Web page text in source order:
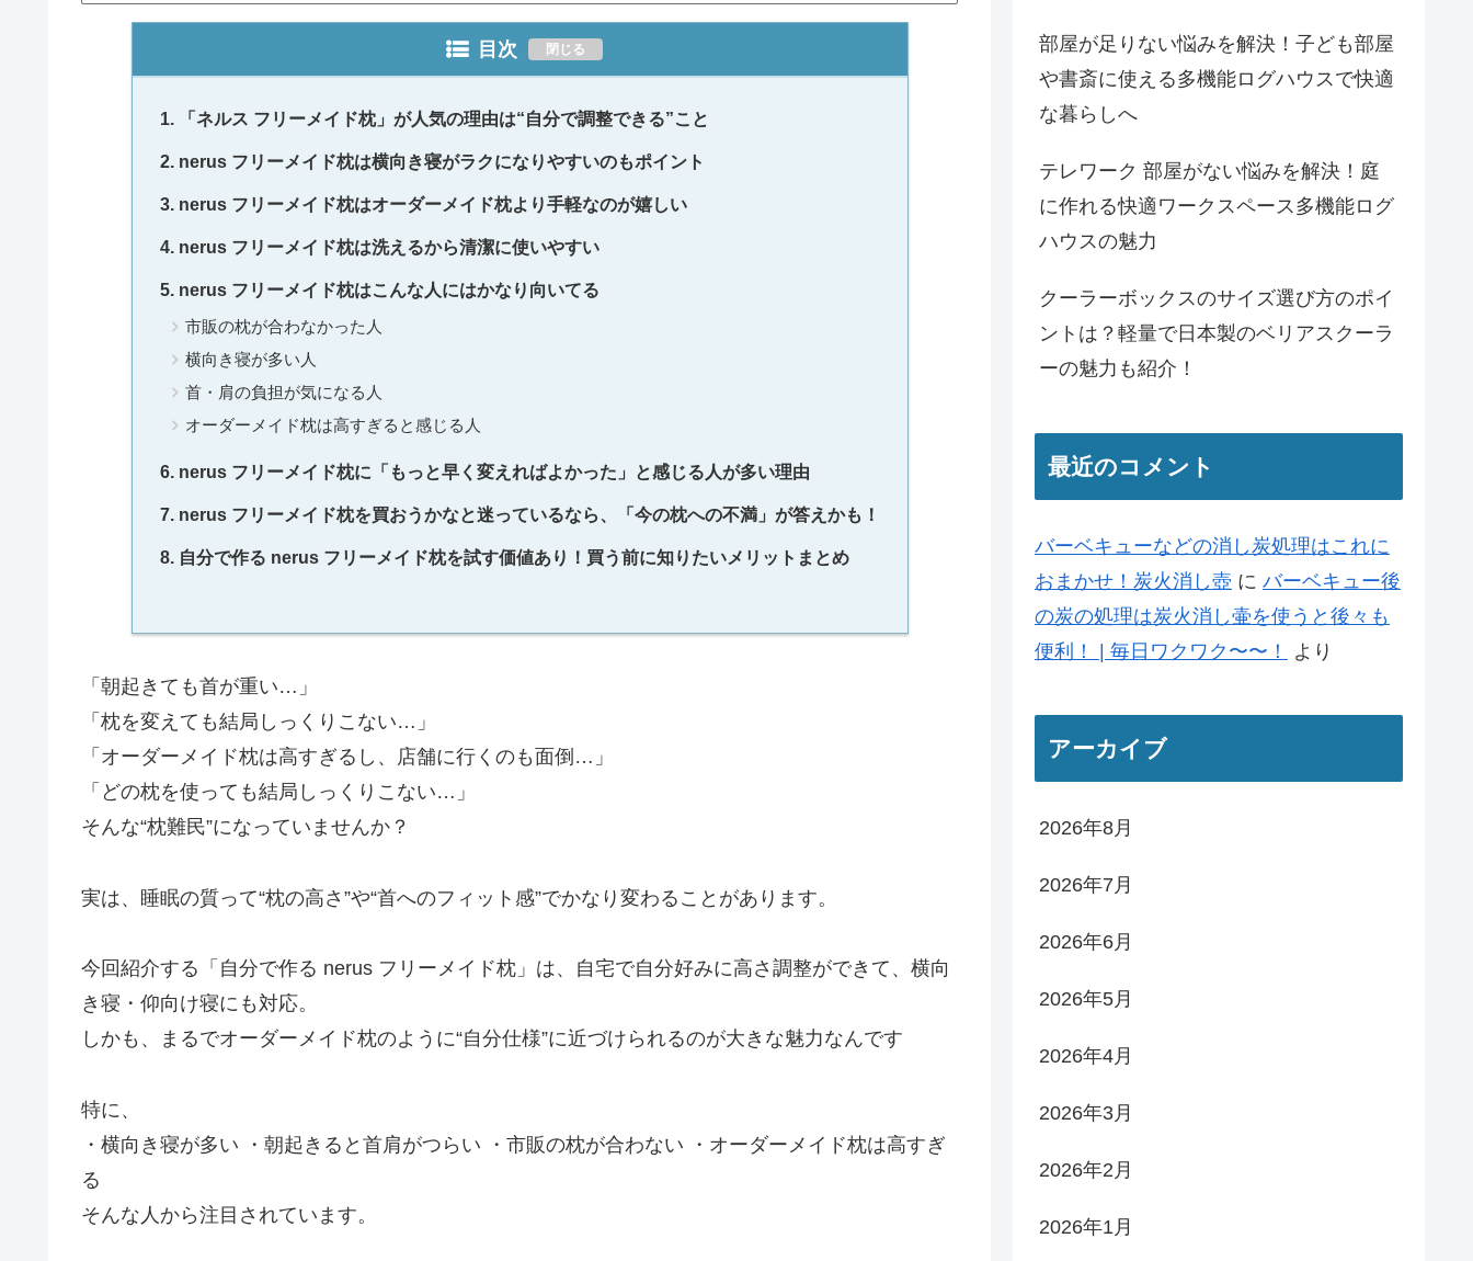
目次
「ネルス フリーメイド枕」が人気の理由は“自分で調整できる”こと
nerus フリーメイド枕は横向き寝がラクになりやすいのもポイント
nerus フリーメイド枕はオーダーメイド枕より手軽なのが嬉しい
nerus フリーメイド枕は洗えるから清潔に使いやすい
nerus フリーメイド枕はこんな人にはかなり向いてる
市販の枕が合わなかった人
横向き寝が多い人
首・肩の負担が気になる人
オーダーメイド枕は高すぎると感じる人
nerus フリーメイド枕に「もっと早く変えればよかった」と感じる人が多い理由
nerus フリーメイド枕を買おうかなと迷っているなら、「今の枕への不満」が答えかも！
自分で作る nerus フリーメイド枕を試す価値あり！買う前に知りたいメリットまとめ
「朝起きても首が重い…」
「枕を変えても結局しっくりこない…」
「オーダーメイド枕は高すぎるし、店舗に行くのも面倒…」
「どの枕を使っても結局しっくりこない…」
そんな“枕難民”になっていませんか？
実は、睡眠の質って“枕の高さ”や“首へのフィット感”でかなり変わることがあります。
今回紹介する「自分で作る nerus フリーメイド枕」は、自宅で自分好みに高さ調整ができて、横向
き寝・仰向け寝にも対応。
しかも、まるでオーダーメイド枕のように“自分仕様”に近づけられるのが大きな魅力なんです
特に、
・横向き寝が多い ・朝起きると首肩がつらい ・市販の枕が合わない ・オーダーメイド枕は高すぎ
る
そんな人から注目されています。
部屋が足りない悩みを解決！子ども部屋
や書斎に使える多機能ログハウスで快適
な暮らしへ
テレワーク 部屋がない悩みを解決！庭
に作れる快適ワークスペース多機能ログ
ハウスの魅力
クーラーボックスのサイズ選び方のポイ
ントは？軽量で日本製のベリアスクーラ
ーの魅力も紹介！
最近のコメント
バーベキューなどの消し炭処理はこれに
おまかせ！炭火消し壺 に バーベキュー後
の炭の処理は炭火消し壷を使うと後々も
便利！ | 毎日ワクワク〜〜！
より
アーカイブ
2026年8月
2026年7月
2026年6月
2026年5月
2026年4月
2026年3月
2026年2月
2026年1月